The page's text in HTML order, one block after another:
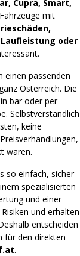
Cupra, Smart,
mit
oder
einen passenden
Österreich. Die
bar oder per
Selbstverständlich
keine
waren.
so einfach, sicher
spezialisierten
und einer
und erhalten
entscheiden
für den direkten
.